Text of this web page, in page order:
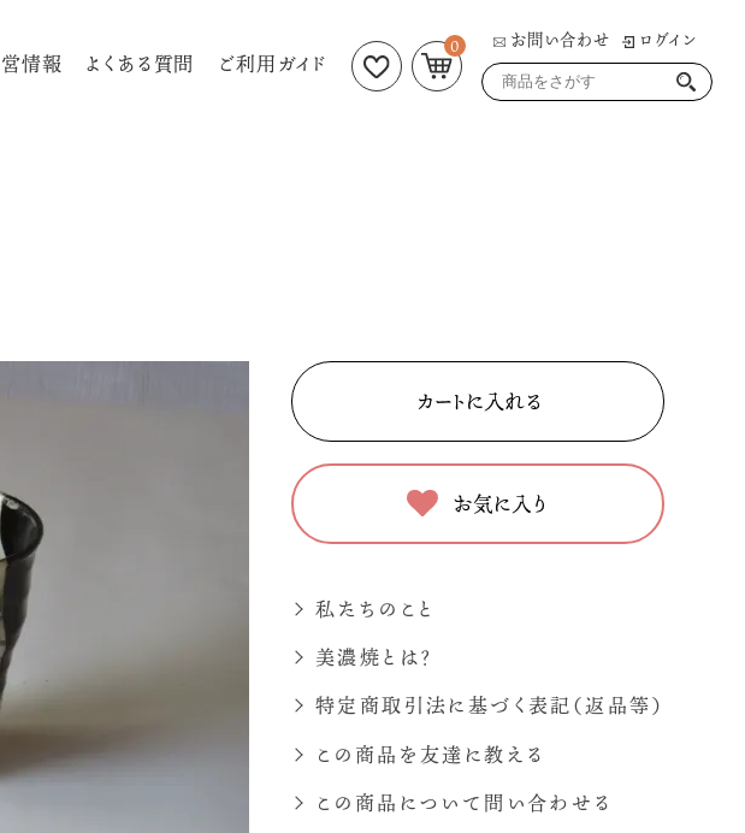
情報 よくある質問 ご利用ガイド
0 お問い合わせ ログイン
お気に入り
私たちのこと
美濃焼とは？
特定商取引法に基づく表記（返品等）
この商品を友達に教える
この商品について問い合わせる